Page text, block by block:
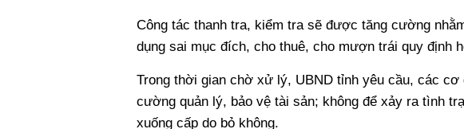
Công tác thanh tra, kiểm tra sẽ được tăng cường
dụng sai mục đích, cho thuê, cho mượn trái quy định
Trong thời gian chờ xử lý, UBND tỉnh yêu cầu, các
cường quản lý, bảo vệ tài sản; không để xảy ra tình
xuống cấp do bỏ không.